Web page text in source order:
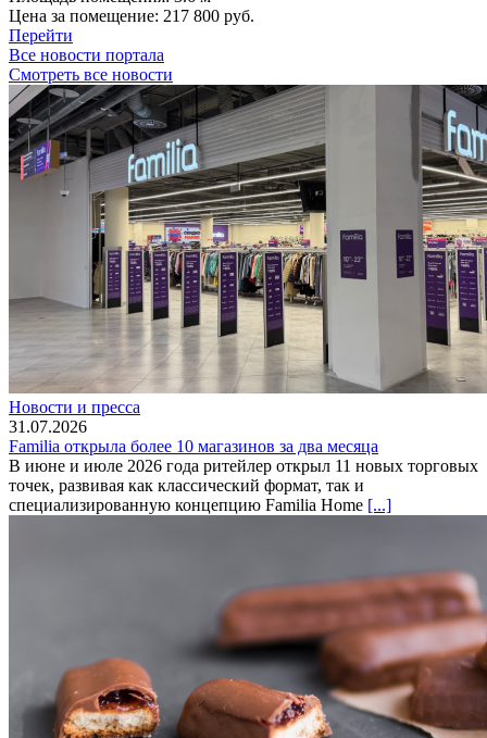
Цена за помещение: 217 800 руб.
Перейти
Все новости портала
Смотреть все новости
Новости и пресса
31.07.2026
Familia открыла более 10 магазинов за два месяца
В июне и июле 2026 года ритейлер открыл 11 новых торговых
точек, развивая как классический формат, так и
специализированную концепцию Familia Home [...]